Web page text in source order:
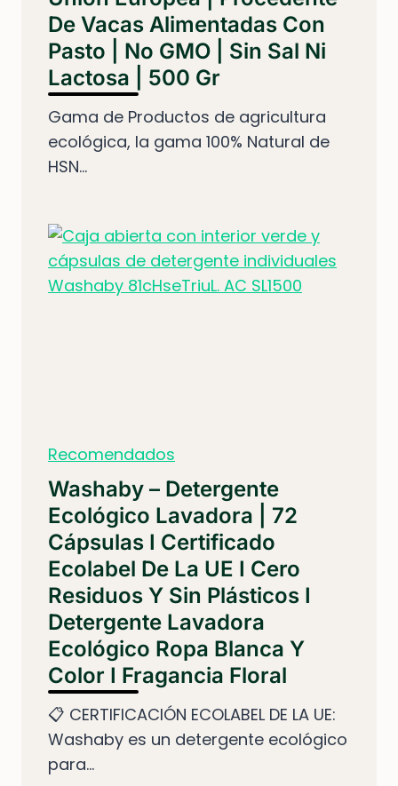
De Vacas Alimentadas Con
Pasto | No GMO | Sin Sal Ni
Lactosa | 500 Gr
Gama de Productos de agricultura
ecológica, la gama 100% Natural de
HSN...
Recomendados
Washaby – Detergente
Ecológico Lavadora | 72
Cápsulas I Certificado
Ecolabel De La UE I Cero
Residuos Y Sin Plásticos I
Detergente Lavadora
Ecológico Ropa Blanca Y
Color I Fragancia Floral
📋 CERTIFICACIÓN ECOLABEL DE LA UE:
Washaby es un detergente ecológico
para...